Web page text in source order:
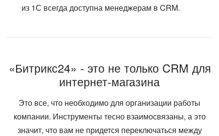
из 1С всегда доступна менеджерам в CRM.
«Битрикс24» - это не только CRM для
интернет-магазина
Это все, что необходимо для организации работы
компании. Инструменты тесно взаимосвязаны, а это
значит, что вам не придется переключаться между